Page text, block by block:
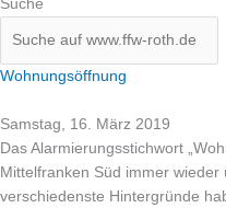
Suche
Wohnungsöffnung
Samstag, 16. März 2019
Das Alarmierungsstichwort
Mittelfranken Süd immer
verschiedenste Hintergründe